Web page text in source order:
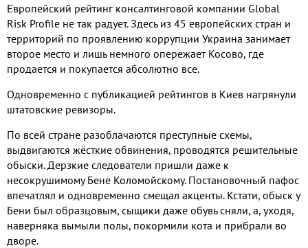
Европейский рейтинг консалтинговой компании Global
Risk Profile не так радует. Здесь из 45 европейских стран и
территорий по проявлению коррупции Украина занимает
второе место и лишь немного опережает Косово, где
продается и покупается абсолютно все.
Одновременно с публикацией рейтингов в Киев нагрянули
штатовские ревизоры.
По всей стране разоблачаются преступные схемы,
выдвигаются жёсткие обвинения, проводятся решительные
обыски. Дерзкие следователи пришли даже к
несокрушимому Бене Коломойскому. Постановочный пафос
впечатлял и одновременно смещал акценты. Кстати, обыск у
Бени был образцовым, сыщики даже обувь сняли, а, уходя,
наверняка вымыли полы, покормили кота и прибрали во
дворе.